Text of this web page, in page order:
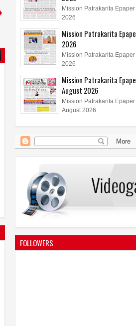
कंट्री क्लब हॉस्पिटैलिटी एंड हॉलिडेज़
क्लब मास्टरकार्ड – तुर्की'
29
Jul
ZENO 100 Pro
पावरबैंक हुए
23
Jul
Mission Patrakarita
2026
Mission Patrakarita
2026
Mission Patrakarita
2026
Mission Patrakarita
August 2026
Mission Patrakarita
August 2026
FOLLOWERS